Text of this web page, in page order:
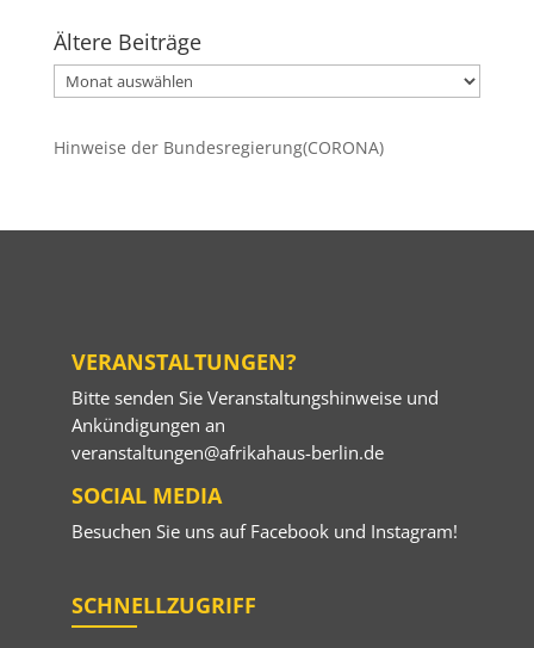
Ältere Beiträge
Ältere
Beiträge
Hinweise der Bundesregierung(CORONA)
VERANSTALTUNGEN?
Bitte senden Sie Veranstaltungshinweise und
Ankündigungen an
veranstaltungen@afrikahaus-berlin.de
SOCIAL MEDIA
Besuchen Sie uns auf Facebookund Instagram!
SCHNELLZUGRIFF